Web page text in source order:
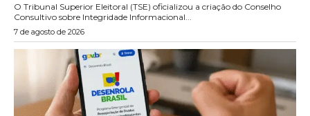
O Tribunal Superior Eleitoral (TSE) oficializou a criação do Conselho
Consultivo sobre Integridade Informacional...
7 de agosto de 2026